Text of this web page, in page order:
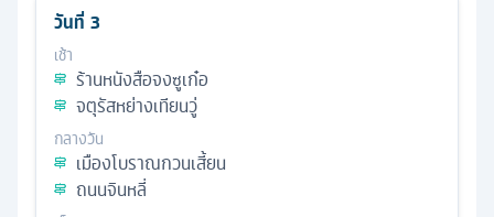
วันที่ 3
เช้า
ร้านหนังสือจงซูเก๋อ
จตุรัสหย่างเทียนวู่
กลางวัน
เมืองโบราณกวนเสี้ยน
ถนนจินหลี่